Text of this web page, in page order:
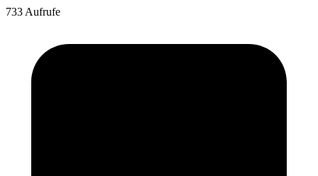
733 Aufrufe